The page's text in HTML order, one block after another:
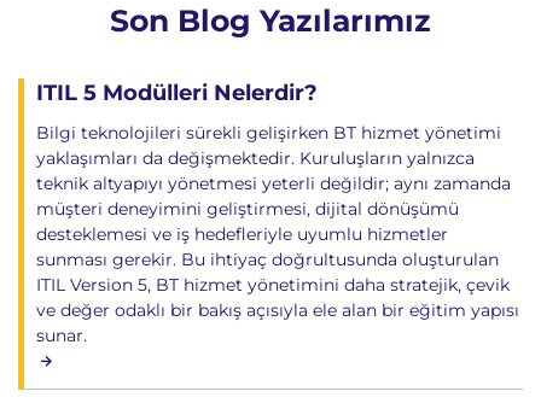
Son Blog Yazılarımız
ITIL 5 Modülleri Nelerdir?
Bilgi teknolojileri sürekli gelişirken BT hizmet yönetimi
yaklaşımları da değişmektedir. Kuruluşların yalnızca
teknik altyapıyı yönetmesi yeterli değildir; aynı zamanda
müşteri deneyimini geliştirmesi, dijital dönüşümü
desteklemesi ve iş hedefleriyle uyumlu hizmetler
sunması gerekir. Bu ihtiyaç doğrultusunda oluşturulan
ITIL Version 5, BT hizmet yönetimini daha stratejik, çevik
ve değer odaklı bir bakış açısıyla ele alan bir eğitim yapısı
sunar.